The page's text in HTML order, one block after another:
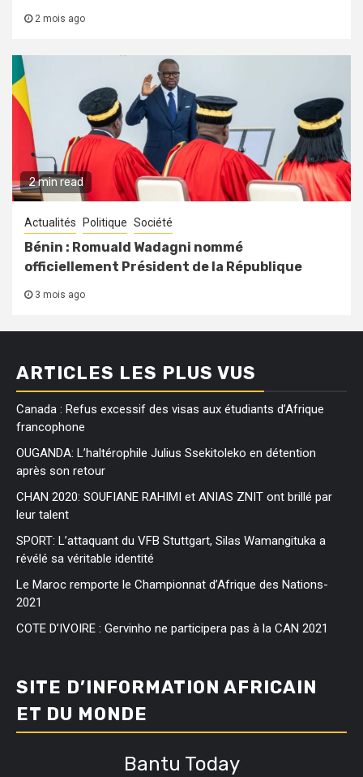
2 mois ago
2 min read
Actualités Politique Société
Bénin : Romuald Wadagni nommé
officiellement Président de la République
3 mois ago
ARTICLES LES PLUS VUS
Canada : Refus excessif des visas aux étudiants d’Afrique
francophone
OUGANDA: L’haltérophile Julius Ssekitoleko en détention
après son retour
CHAN 2020: SOUFIANE RAHIMI et ANIAS ZNIT ont brillé par
leur talent
SPORT: L’attaquant du VFB Stuttgart, Silas Wamangituka a
révélé sa véritable identité
Le Maroc remporte le Championnat d’Afrique des Nations-
2021
COTE D’IVOIRE : Gervinho ne participera pas à la CAN 2021
SITE D’INFORMATION AFRICAIN
ET DU MONDE
Bantu Today